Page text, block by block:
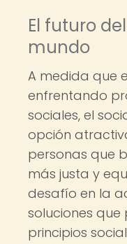
El futuro
mundo
A medida que
enfrentando
sociales, el
opción
personas que
más justa y
desafío en la
soluciones
principios